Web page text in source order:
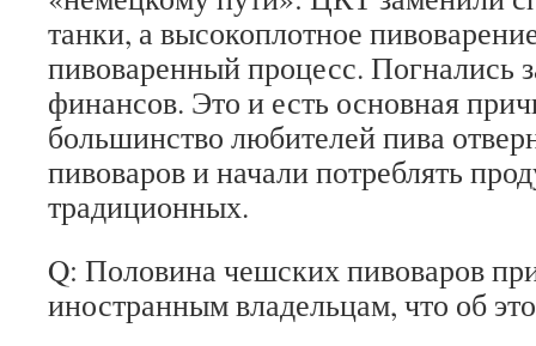
танки, а высокоплотное
пивоваренный процесс. Погнались
финансов. Это и есть основная
большинство любителей пива
пивоваров и начали потреблять
традиционных.
Q: Половина чешских пивоваров
иностранным владельцам, что об